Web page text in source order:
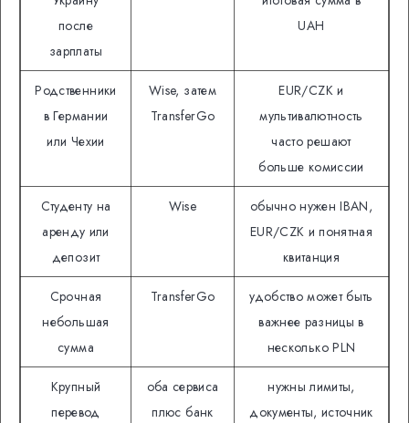
после
зарплаты
UAH
Родственники
в Германии
или Чехии
Wise, затем
TransferGo
EUR/CZK и
мультивалютность
часто решают
больше комиссии
Студенту на
аренду или
депозит
Wise
обычно нужен IBAN,
EUR/CZK и понятная
квитанция
Срочная
небольшая
сумма
TransferGo
удобство может быть
важнее разницы в
несколько PLN
Крупный
перевод
оба сервиса
плюс банк
нужны лимиты,
документы, источник